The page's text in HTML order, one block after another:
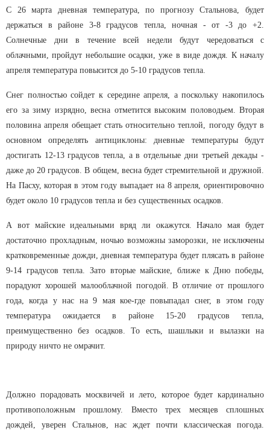
С 26 марта дневная температура, по прогнозу Стальнова, будет
держаться в районе 3-8 градусов тепла, ночная - от -3 до +2.
Солнечные дни в течение всей недели будут чередоваться с
облачными, пройдут небольшие осадки, уже в виде дождя. К началу
апреля температура повысится до 5-10 градусов тепла.
Снег полностью сойдет к середине апреля, а поскольку накопилось
его за зиму изрядно, весна отметится высоким половодьем. Вторая
половина апреля обещает стать относительно теплой, погоду будут в
основном определять антициклоны: дневные температуры будут
достигать 12-13 градусов тепла, а в отдельные дни третьей декады -
даже до 20 градусов. В общем, весна будет стремительной и дружной.
На Пасху, которая в этом году выпадает на 8 апреля, ориентировочно
будет около 10 градусов тепла и без существенных осадков.
А вот майские идеальными вряд ли окажутся. Начало мая будет
достаточно прохладным, ночью возможны заморозки, не исключены
кратковременные дожди, дневная температура будет плясать в районе
9-14 градусов тепла. Зато вторые майские, ближе к Дню победы,
порадуют хорошей малооблачной погодой. В отличие от прошлого
года, когда у нас на 9 мая кое-где повыпадал снег, в этом году
температура ожидается в районе 15-20 градусов тепла,
преимущественно без осадков. То есть, шашлыки и вылазки на
природу ничто не омрачит.
Должно порадовать москвичей и лето, которое будет кардинально
противоположным прошлому. Вместо трех месяцев сплошных
дождей, уверен Стальнов, нас ждет почти классическая погода.